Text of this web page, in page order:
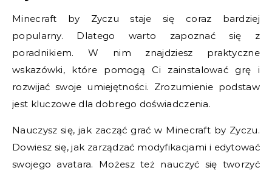
Minecraft by Zyczu staje się coraz bardziej
popularny. Dlatego warto zapoznać się z
poradnikiem. W nim znajdziesz praktyczne
wskazówki, które pomogą Ci zainstalować grę i
rozwijać swoje umiejętności. Zrozumienie podstaw
jest kluczowe dla dobrego doświadczenia.
Nauczysz się, jak zacząć grać w Minecraft by Zyczu.
Dowiesz się, jak zarządzać modyfikacjami i edytować
swojego avatara. Możesz też nauczyć się tworzyć